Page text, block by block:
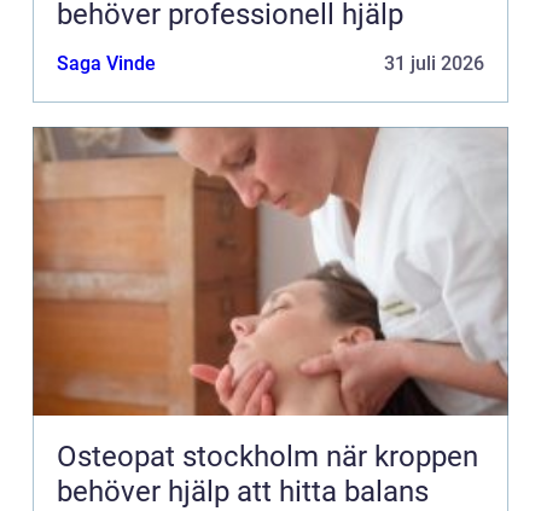
behöver professionell hjälp
Saga Vinde 31 juli 2026
Osteopat stockholm när kroppen
behöver hjälp att hitta balans